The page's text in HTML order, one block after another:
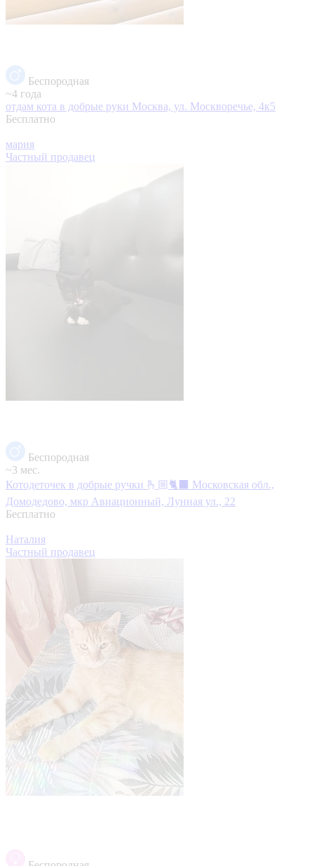
Беспородная
~4 года
отдам кота в добрые руки Москва, ул. Москворечье, 4к5
Бесплатно
мария
Частный продавец
Беспородная
~3 мес.
Котодеточек в добрые ручки 🫰🏼🐈‍⬛ Московская обл.,
Домодедово, мкр Авиационный, Лунная ул., 22
Бесплатно
Наталия
Частный продавец